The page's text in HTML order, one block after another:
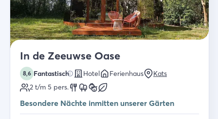
In de Zeeuwse Oase
8,6 Fantastisch Hotel Ferienhaus
Kats
2 t/m 5 pers.
Besondere Nächte inmitten unserer Gärten